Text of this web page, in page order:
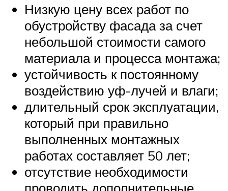
Низкую цену всех работ по
обустройству фасада за счет
небольшой стоимости самого
материала и процесса монтажа;
устойчивость к постоянному
воздействию уф-лучей и влаги;
длительный срок эксплуатации,
который при правильно
выполненных монтажных
работах составляет 50 лет;
отсутствие необходимости